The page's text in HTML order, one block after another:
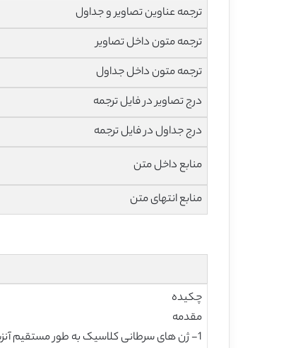
ترجمه عناوین تصاویر و جداول
ترجمه متون داخل تصاویر
ترجمه متون داخل جداول
درج تصاویر در فایل ترجمه
درج جداول در فایل ترجمه
منابع داخل متن
منابع انتهای متن
چکیده
مقدمه
1- ژن های سرطانی کلاسیک به طور مستقیم آنزیم های متابولیک را تنظیم می کنند